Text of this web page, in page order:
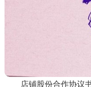
店铺股份合作协议